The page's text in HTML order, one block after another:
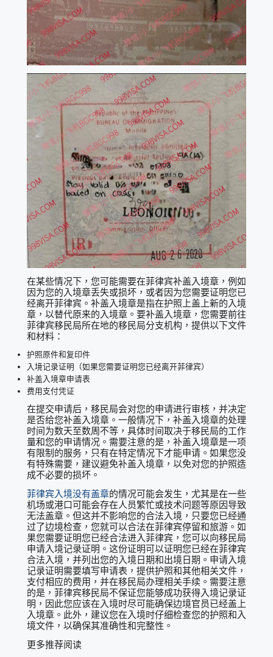
在某些情况下，您可能需要在菲律宾补盖入境章，例如
因为您的入境章丢失或损坏，或者因为您需要证明您已
经离开菲律宾。补盖入境章是指在护照上盖上新的入境
章，以替代原来的入境章。要补盖入境章，您需要前往
菲律宾移民局所在地的移民局分支机构，提供以下文件
和材料：
护照原件和复印件
入境记录证明（如果您需要证明您已经离开菲律宾）
补盖入境章申请表
费用支付凭证
在提交申请后，移民局会对您的申请进行审核，并决定
是否给您补盖入境章。一般情况下，补盖入境章的处理
时间为数天至数周不等，具体时间取决于移民局的工作
量和您的申请情况。需要注意的是，补盖入境章是一项
有限制的服务，只有在特定情况下才能申请。如果您没
有特殊需要，建议避免补盖入境章，以免对您的护照造
成不必要的损坏。
菲律宾入境没有盖章的情况可能会发生，尤其是在一些
机场或港口可能会存在人员繁忙或技术问题等原因导致
无法盖章。但这并不影响您的合法入境，只要您已经通
过了边境检查，您就可以合法在菲律宾停留和旅游。如
果您需要证明您已经合法进入菲律宾，您可以向移民局
申请入境记录证明。这份证明可以证明您已经在菲律宾
合法入境，并列出您的入境日期和出境日期。申请入境
记录证明需要填写申请表，提供护照和其他相关文件，
支付相应的费用，并在移民局办理相关手续。需要注意
的是，菲律宾移民局不保证您能够成功获得入境记录证
明，因此您应该在入境时尽可能确保边境官员已经盖上
入境章。此外，建议您在入境时仔细检查您的护照和入
境文件，以确保其准确性和完整性。
更多推荐阅读